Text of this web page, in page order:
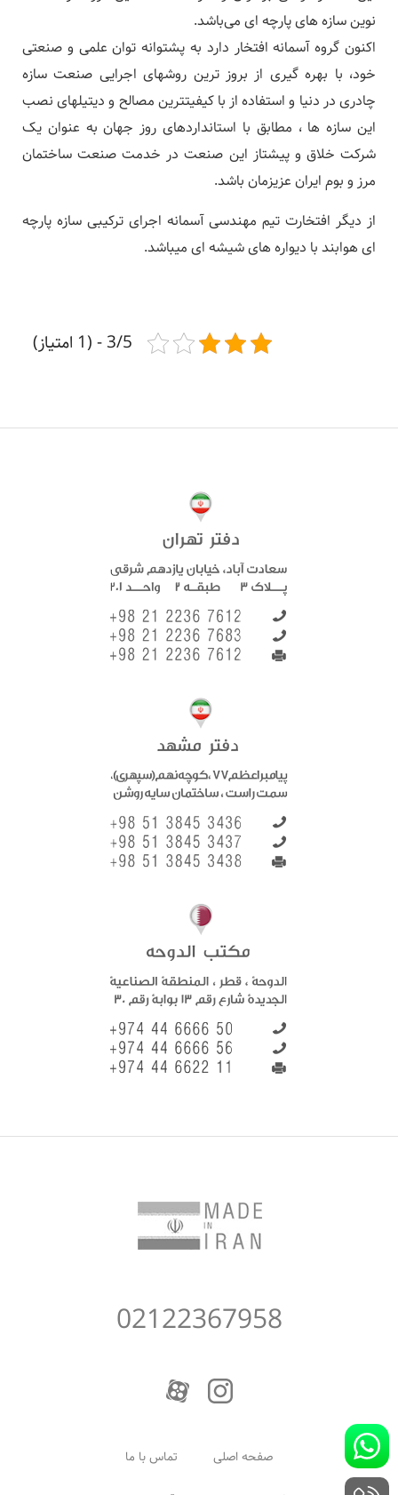
نوین سازه های پارچه ای می‌باشد.
اکنون گروه آسمانه افتخار دارد به پشتوانه توان علمی و صنعتی
خود، با بهره گیری از بروز ترین روشهای اجرایی صنعت سازه
چادری در دنیا و استفاده از با کیفیتترین مصالح و دیتیلهای نصب
این سازه ها ، مطابق با استانداردهای روز جهان به عنوان یک
شرکت خلاق و پیشتاز این صنعت در خدمت صنعت ساختمان
مرز و بوم ایران عزیزمان باشد.
از دیگر افتخارت تیم مهندسی آسمانه اجرای ترکیبی سازه پارچه
ای هوابند با دیواره های شیشه ای میباشد.
3/5 - (1 امتیاز)
02122367958
صفحه اصلی تماس با ما